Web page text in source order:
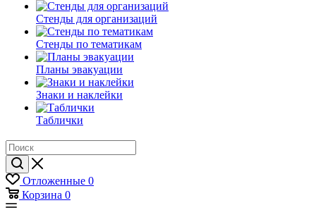
Стенды для организаций
Стенды по тематикам
Планы эвакуации
Знаки и наклейки
Таблички
Отложенные 0
Корзина 0